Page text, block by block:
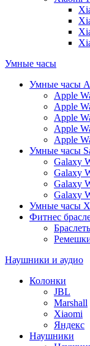
Умные часы
Умные часы
Apple
Apple
Apple
Apple
Apple
Умные часы
Galaxy
Galaxy
Galaxy
Galaxy
Умные часы
Фитнес
Наушники и аудио
Колонки
JBL
Marshall
Xiaomi
Яндекс
Наушники